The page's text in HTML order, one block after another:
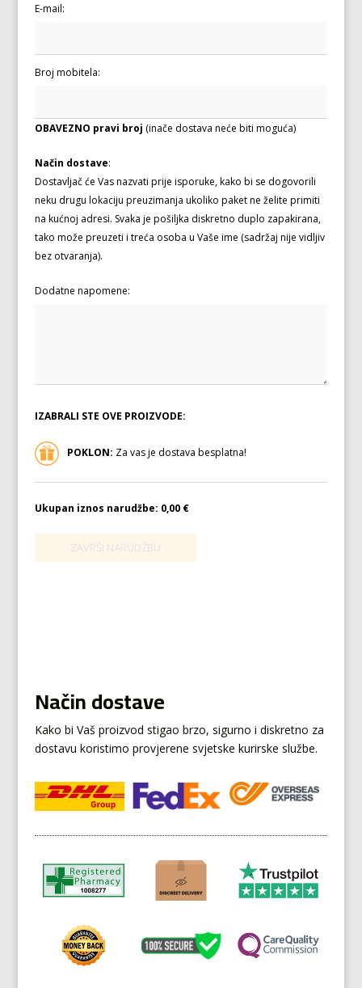
E-mail:
Broj mobitela:
OBAVEZNO pravi broj (inače dostava neće biti moguća)
Način dostave:
Dostavljač će Vas nazvati prije isporuke, kako bi se dogovorili
neku drugu lokaciju preuzimanja ukoliko paket ne želite primiti
na kućnoj adresi. Svaka je pošiljka diskretno duplo zapakirana,
tako može preuzeti i treća osoba u Vaše ime (sadržaj nije vidljiv
bez otvaranja).
Dodatne napomene:
IZABRALI STE OVE PROIZVODE:
POKLON: Za vas je dostava besplatna!
Ukupan iznos narudžbe: 0,00 €
Način dostave
Kako bi Vaš proizvod stigao brzo, sigurno i diskretno za
dostavu koristimo provjerene svjetske kurirske službe.